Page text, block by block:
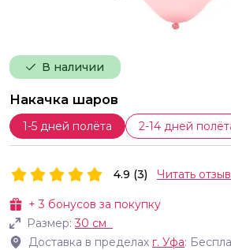
В наличии
Накачка шаров
1-5 дней полёта 2-14 дней
+3 бонусов за покупку
Размер:30 см
Доставка в пределах г. Уфа:
4.9 (3) Читать